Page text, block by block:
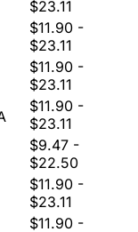
$23.11
$11.90 -
$23.11
$11.90 -
$23.11
$11.90 -
$23.11
$9.47 -
$22.50
$11.90 -
$23.11
$11.90 -